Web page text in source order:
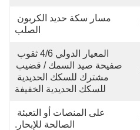
الصلب
للسكك الحديدية الخفيفة
الصالحة للإبحار.